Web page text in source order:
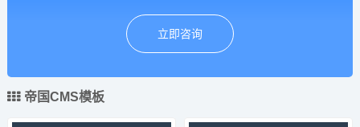
立即咨询
帝国CMS模板